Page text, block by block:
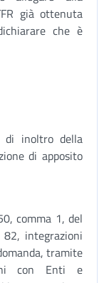
già ottenuta
che è
di inoltro della
di apposito
comma 1, del
integrazioni
tramite
con Enti e